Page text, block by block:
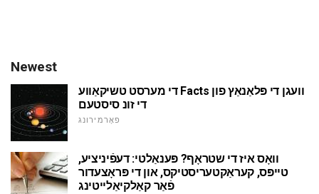
Newest
די מערסט טשיקאַווע Facts וועגן די פּלאַנאַץ פון
די זונ סיסטעם
פאָרמירונג
וואָס איז די שטראָף? פּענאַלטי: דעפֿיניציע,
טייפּס, קעראַקטעריסטיקס, און די פּראָצעדור
פֿאַר קאַלקיאַלייטינג